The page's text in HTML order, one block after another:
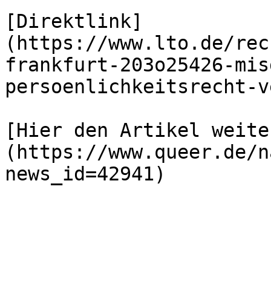
[Direktlink]
(https://www.lto.de/
frankfurt-203o25426-
persoenlichkeitsrecht-
[Hier den Artikel
(https://www.queer.de/
news_id=42941)